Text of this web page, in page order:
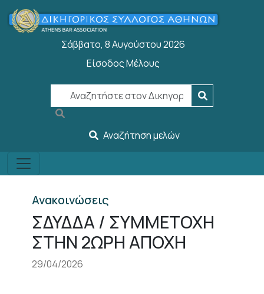
Παράκαμψη προς το κυρίως περιεχόμενο
Σάββατο, 8 Αυγούστου 2026
User account menu
Είσοδος Μέλους
Αναζήτηση μελών
Ανακοινώσεις
ΣΔΥΔΔΑ / ΣΥΜΜΕΤΟΧΗ
ΣΤΗΝ 2ΩΡΗ ΑΠΟΧΗ
29/04/2026